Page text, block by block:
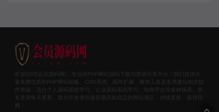
欢迎访问[会员源码网]，专业的PHP网站源码下载与资源分享平台！我们提供大
量免费优质的PHP网站模板、CMS系统、插件扩展、脚本工具及各类建站相关软
件资源，适合个人源码系统学习、企业源码系统学习、电商平台等多种场景。所
有资源每天更新，助力开发者快速搭建高效稳定的网站项目，持续更新，值得信
赖！